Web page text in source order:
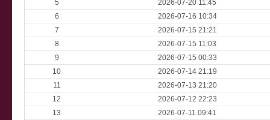
5
2026-07-20 11:45
6
2026-07-16 10:34
7
2026-07-15 21:21
8
2026-07-15 11:03
9
2026-07-15 00:33
10
2026-07-14 21:19
11
2026-07-13 21:20
12
2026-07-12 22:23
13
2026-07-11 09:41